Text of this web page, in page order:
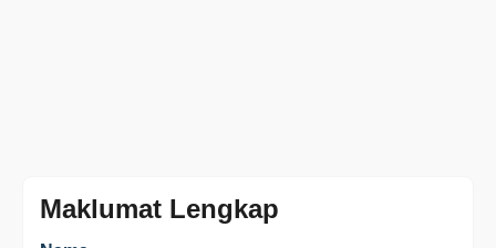
Maklumat Lengkap